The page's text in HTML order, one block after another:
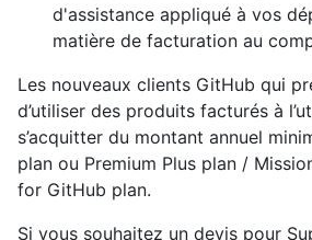
d'assistance appliqué à vos
matière de facturation au
Les nouveaux clients GitHub qui
d’utiliser des produits facturés à
s’acquitter du montant annuel
plan ou Premium Plus plan /
for GitHub plan.
Si vous souhaitez un devis pour